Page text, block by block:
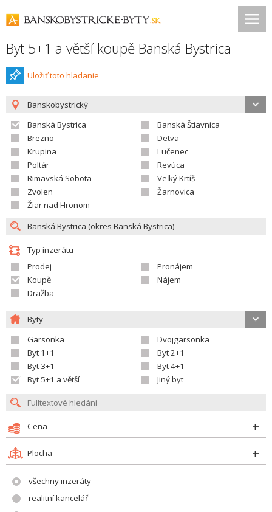
Byt 5+1 a větší koupě Banská Bystrica
Uložiť toto hladanie
Banskobystrický
Banská Bystrica
Banská Štiavnica
Brezno
Detva
Krupina
Lučenec
Poltár
Revúca
Rimavská Sobota
Veľký Krtíš
Zvolen
Žarnovica
Žiar nad Hronom
Typ inzerátu
Prodej
Pronájem
Koupě
Nájem
Dražba
Byty
Garsonka
Dvojgarsonka
Byt 1+1
Byt 2+1
Byt 3+1
Byt 4+1
Byt 5+1 a větší
Jiný byt
Cena
Plocha
všechny inzeráty
realitní kancelář